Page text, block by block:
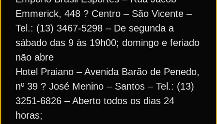
Emmerick, 448 ? Centro – São Vicente –
Tel.: (13) 3467-5298 – De segunda a
sábado das 9 às 19h00; domingo e feriado
não abre
Hotel Praiano – Avenida Barão de Penedo,
nº 39 ? José Menino – Santos – Tel.: (13)
3251-6826 – Aberto todos os dias 24
horas;